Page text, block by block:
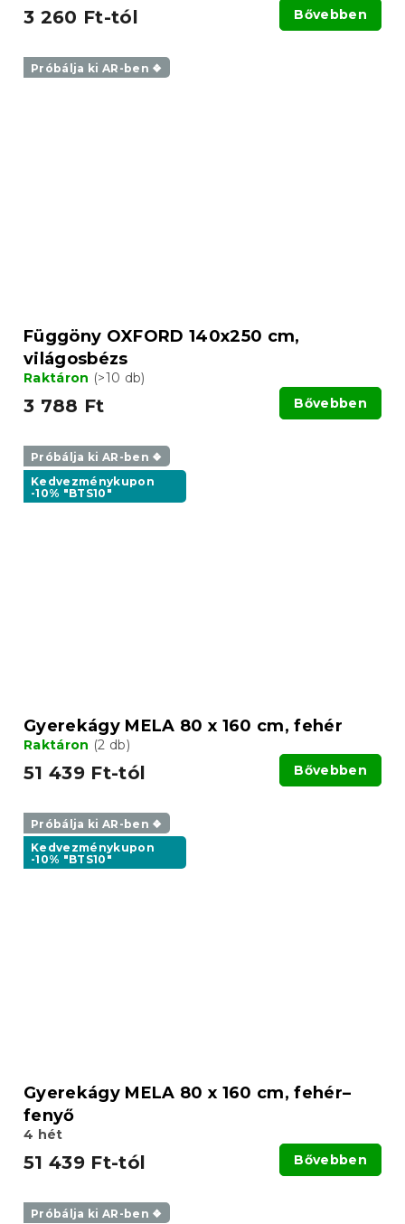
3 260 Ft-tól Bővebben
Próbálja ki AR-ben ❖
Függöny OXFORD 140x250 cm,
világosbézs
Raktáron (>10 db)
3 788 Ft Bővebben
Próbálja ki AR-ben ❖
Kedvezménykupon
-10% "BTS10"
Gyerekágy MELA 80 x 160 cm, fehér
Raktáron (2 db)
51 439 Ft-tól Bővebben
Próbálja ki AR-ben ❖
Kedvezménykupon
-10% "BTS10"
Gyerekágy MELA 80 x 160 cm, fehér–
fenyő
4 hét
51 439 Ft-tól Bővebben
Próbálja ki AR-ben ❖